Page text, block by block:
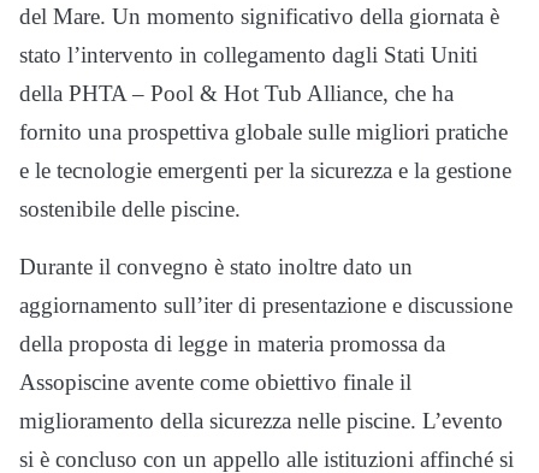
del Mare. Un momento significativo della giornata è
stato l’intervento in collegamento dagli Stati Uniti
della PHTA – Pool & Hot Tub Alliance, che ha
fornito una prospettiva globale sulle migliori pratiche
e le tecnologie emergenti per la sicurezza e la gestione
sostenibile delle piscine.
Durante il convegno è stato inoltre dato un
aggiornamento sull’iter di presentazione e discussione
della proposta di legge in materia promossa da
Assopiscine avente come obiettivo finale il
miglioramento della sicurezza nelle piscine. L’evento
si è concluso con un appello alle istituzioni affinché si